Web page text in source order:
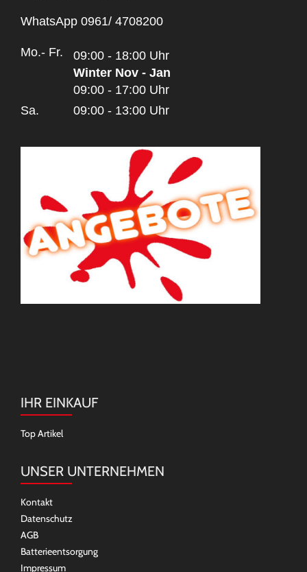
WhatsApp 0961/ 4708200
Mo.- Fr. 09:00 - 18:00 Uhr
Winter Nov - Jan
09:00 - 17:00 Uhr
Sa.
09:00 - 13:00 Uhr
IHR EINKAUF
Top Artikel
UNSER UNTERNEHMEN
Kontakt
Datenschutz
AGB
Batterieentsorgung
Impressum